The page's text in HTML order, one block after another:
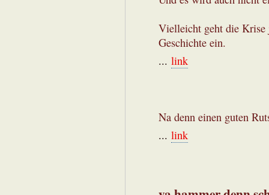
Vielleicht geht die Krise
Geschichte ein.
... link
Na denn einen guten
... link